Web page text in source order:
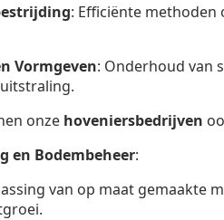
: Efficiënte
Vormgeven: Onderhoud van
onze hoveniersbedrijven
en Bodembeheer:
van op maat gemaakte